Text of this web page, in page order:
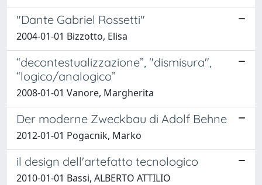
"Dante Gabriel Rossetti"
2004-01-01 Bizzotto, Elisa
“decontestualizzazione”, "dismisura",
“logico/analogico”
2008-01-01 Vanore, Margherita
Der moderne Zweckbau di Adolf Behne
2012-01-01 Pogacnik, Marko
il design dell'artefatto tecnologico
2010-01-01 Bassi, ALBERTO ATTILIO